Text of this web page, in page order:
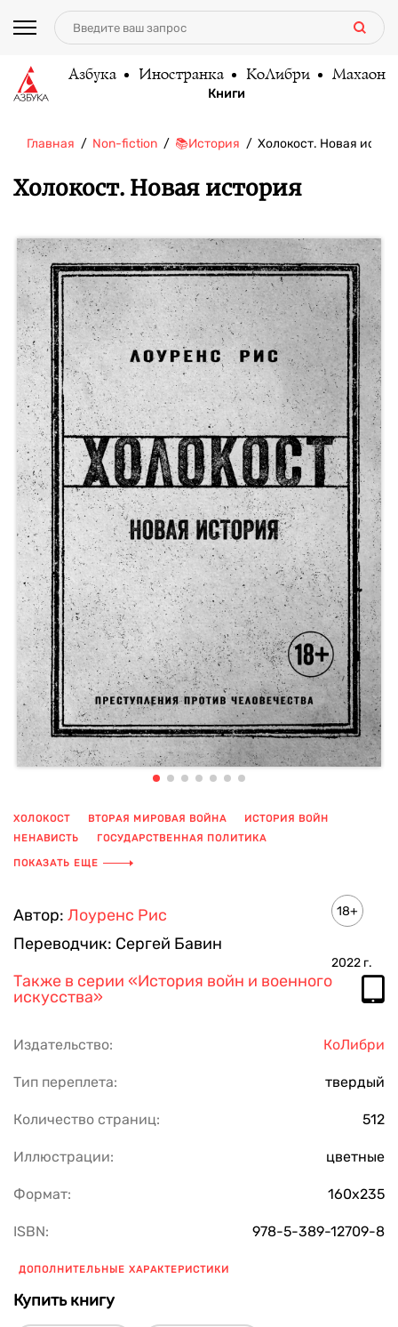
Азбука Иностранка КоЛибри Махаон
Книги
Главная Non-fiction 📚История Холокост. Новая
Холокост. Новая история
ХОЛОКОСТ ВТОРАЯ МИРОВАЯ ВОЙНА
ИСТОРИЯ ВОЙН
НЕНАВИСТЬ
ГОСУДАРСТВЕННАЯ ПОЛИТИКА
УНИЧТОЖЕНИЕ ЦИВИЛИЗАЦИИ
ПОКАЗАТЬ ЕЩЕ
Автор: Лоуренс Рис
Переводчик: Сергей Бавин
18+
2022 г.
Также в серии «История войн и военного
искусства»
Издательство: КоЛибри
Тип переплета: твердый
Количество страниц: 512
Иллюстрации: цветные
Формат: 160х235
ISBN: 978-5-389-12709-8
ДОПОЛНИТЕЛЬНЫЕ ХАРАКТЕРИСТИКИ
Купить книгу